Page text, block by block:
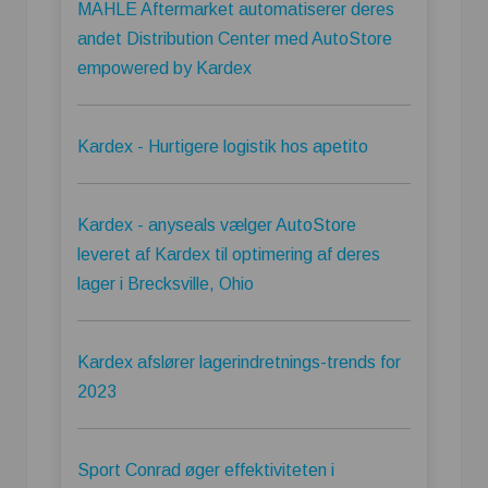
MAHLE Aftermarket automatiserer deres
andet Distribution Center med AutoStore
empowered by Kardex
Kardex - Hurtigere logistik hos apetito
Kardex - anyseals vælger AutoStore
leveret af Kardex til optimering af deres
lager i Brecksville, Ohio
Kardex afslører lagerindretnings-trends for
2023
Sport Conrad øger effektiviteten i